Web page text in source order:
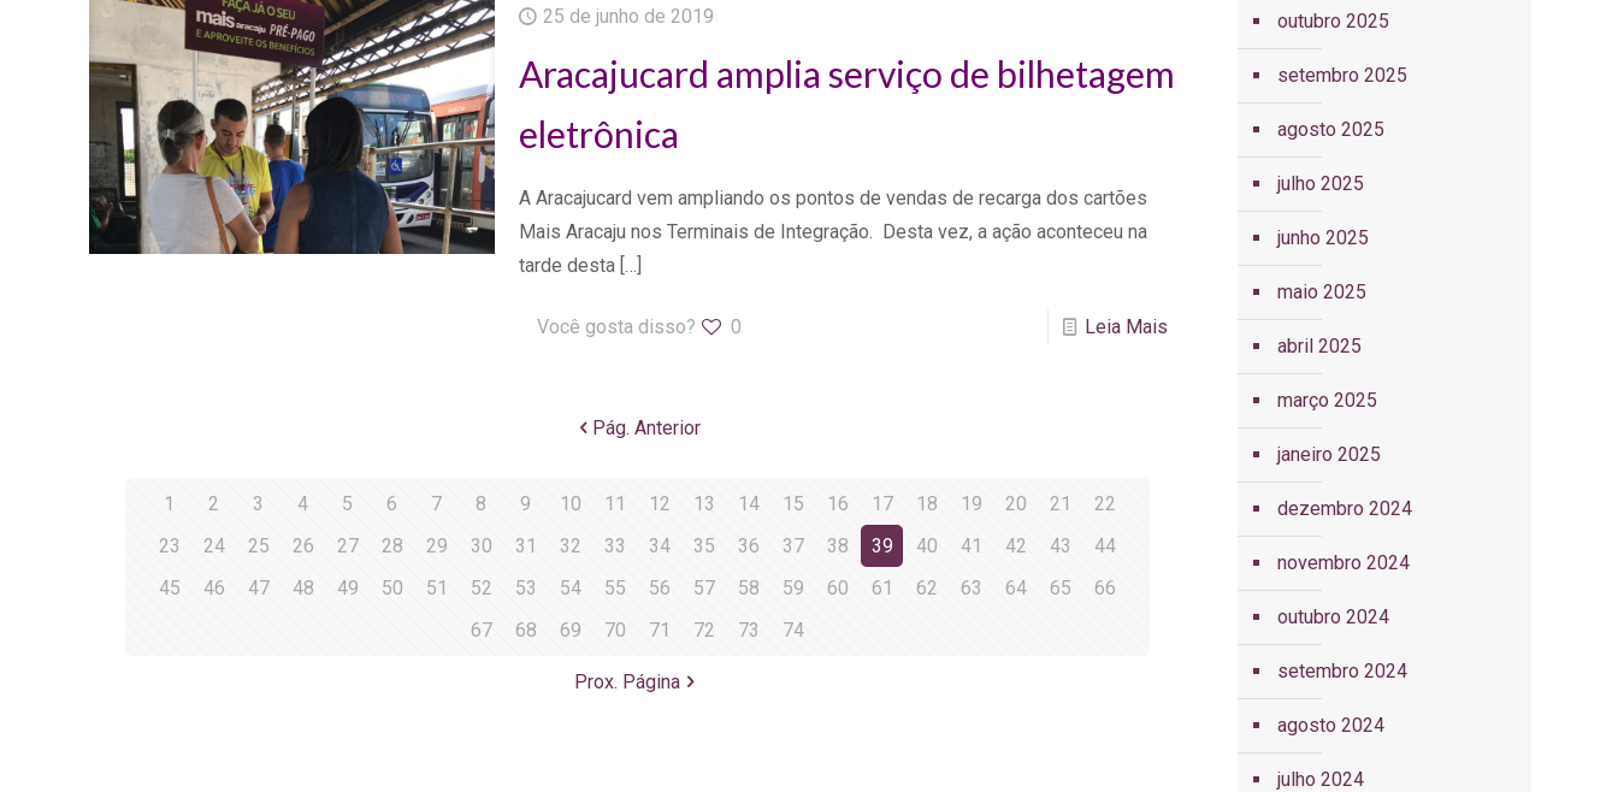
25 de junho de 2019
Aracajucard amplia serviço de bilhetagem
eletrônica
A Aracajucard vem ampliando os pontos de vendas de recarga dos cartões
Mais Aracaju nos Terminais de Integração. Desta vez, a ação aconteceu na
tarde desta[…]
Você gosta disso? 0 Leia Mais
Pág. Anterior
1 2 3 4 5 6 7 8 9 10 11 12 13 14 15 16 17 18 19 20 21
22
23
24 25 26 27 28 29 30 31 32 33 34 35 36 37 38 39 40 41 42 43
44
45
46 47 48 49 50 51 52 53 54 55 56 57 58 59 60 61 62 63 64 65
66
67
68 69 70 71 72 73 74
Prox. Página
outubro 2025
setembro 2025
agosto 2025
julho 2025
junho 2025
maio 2025
abril 2025
março 2025
janeiro 2025
dezembro 2024
novembro 2024
outubro 2024
setembro 2024
agosto 2024
julho 2024